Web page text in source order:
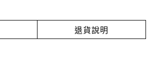
退貨說明